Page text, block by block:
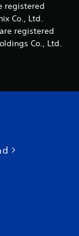
registered
Co., Ltd.
are registered
Co., Ltd.